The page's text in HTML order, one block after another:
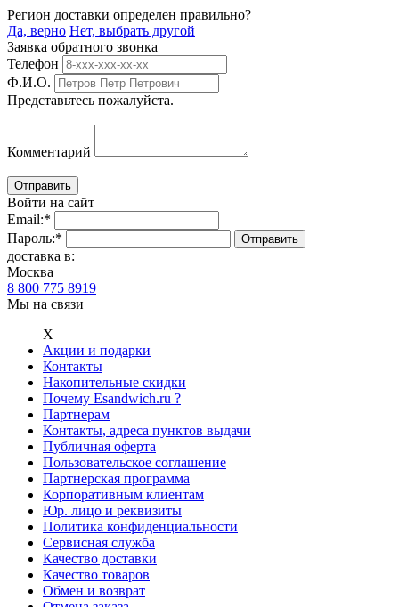
Регион доставки определен правильно?
Да, верно Нет, выбрать другой
Заявка обратного звонка
Телефон
Ф.И.О.
Представьтесь пожалуйста.
Комментарий
Войти на сайт
Email:*
Пароль:*
доставка в:
Москва
8 800 775 8919
Мы на связи
Х
Акции и подарки
Контакты
Накопительные скидки
Почему Esandwich.ru ?
Партнерам
Контакты, адреса пунктов выдачи
Публичная оферта
Пользовательское соглашение
Партнерская программа
Корпоративным клиентам
Юр. лицо и реквизиты
Политика конфиденциальности
Сервисная служба
Качество доставки
Качество товаров
Обмен и возврат